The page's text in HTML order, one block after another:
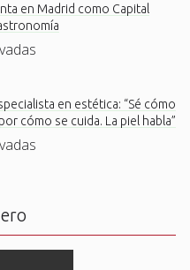
en Madrid como Capital
en estética: “Sé cómo
cómo se cuida. La piel habla”